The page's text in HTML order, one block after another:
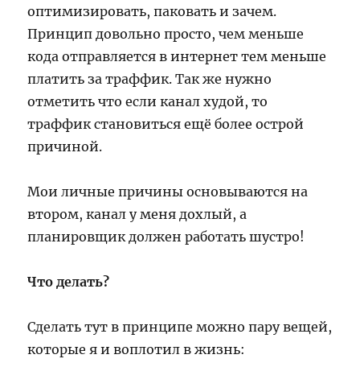
оптимизировать, паковать и зачем.
Принцип довольно просто, чем меньше
кода отправляется в интернет тем меньше
платить за траффик. Так же нужно
отметить что если канал худой, то
траффик становиться ещё более острой
причиной.
Мои личные причины основываются на
втором, канал у меня дохлый, а
планировщик должен работать шустро!
Что делать?
Сделать тут в принципе можно пару вещей,
которые я и воплотил в жизнь: